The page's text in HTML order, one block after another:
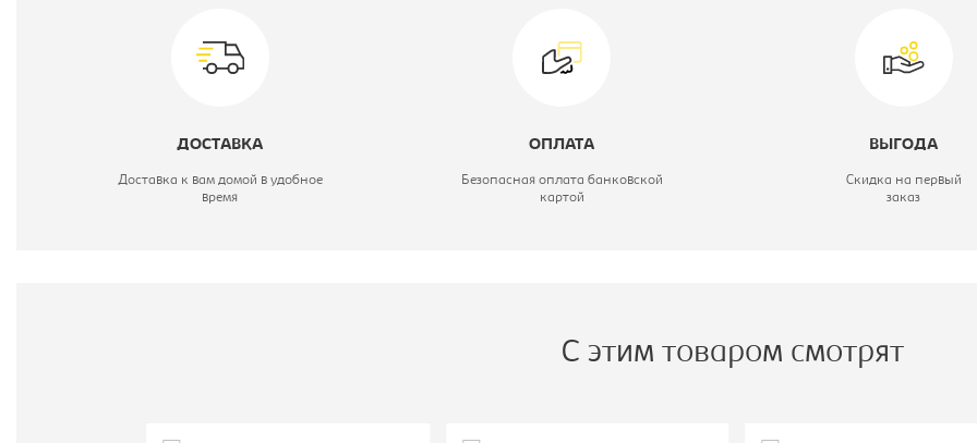
Серия кухни:
ДОСТАВКА
Доставка к вам домой в удобное
время
ОПЛАТА
Безопасная оплата банковской
картой
ВЫГОДА
Скидка на первый
заказ
С этим товаром смотрят